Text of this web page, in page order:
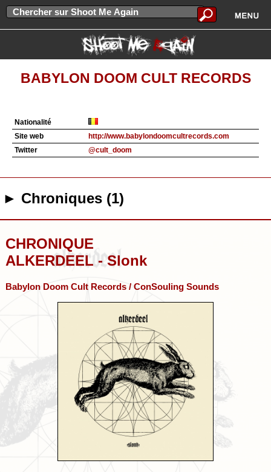
BABYLON DOOM CULT RECORDS
Nationalité
Site web
http://www.babylondoomcultrecords.com
Twitter
@cult_doom
► Chroniques (1)
CHRONIQUE
ALKERDEEL - Slonk
Babylon Doom Cult Records / ConSouling Sounds